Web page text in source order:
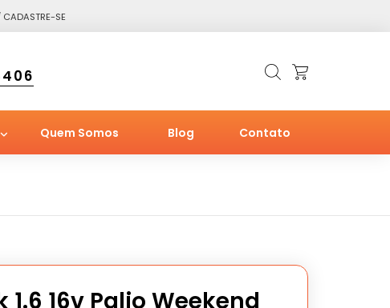
SE
Quem Somos Blog Contato
16v Palio Weekend